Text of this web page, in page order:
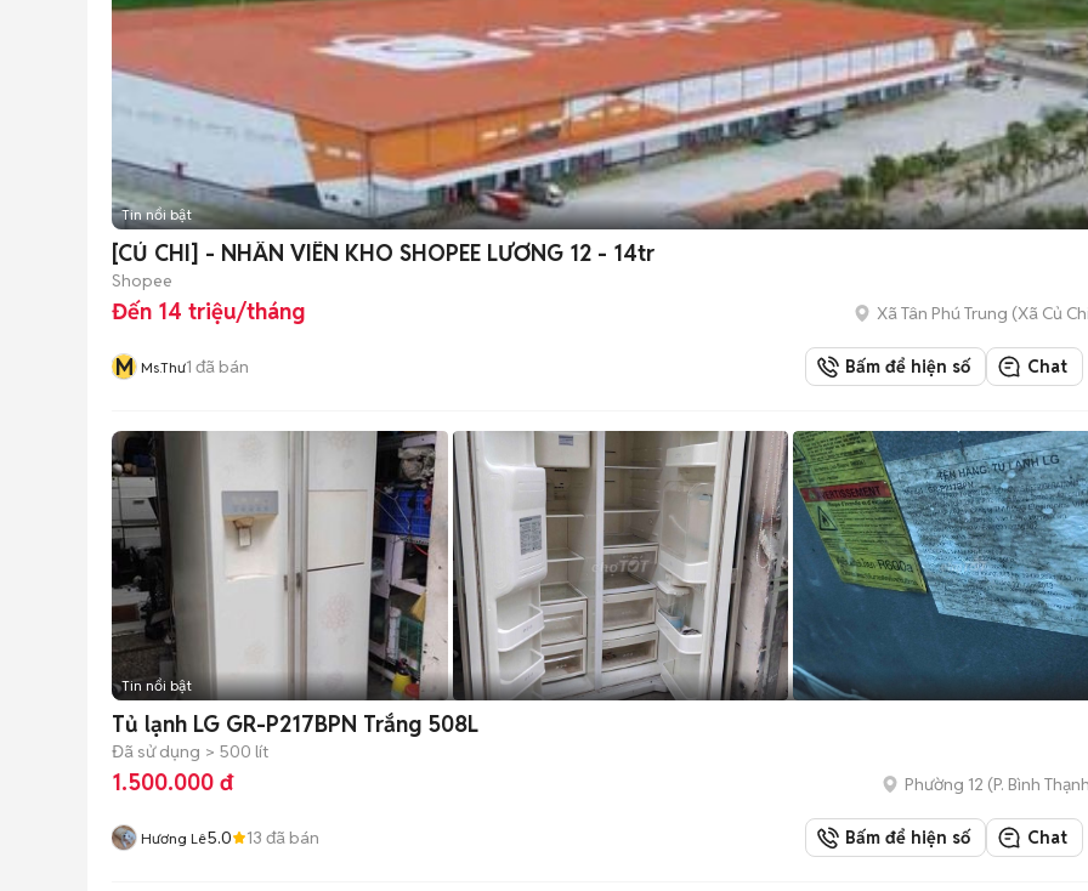
Tin nổi bật
[CỦ CHI] - NHÂN VIÊN KHO SHOPEE LƯƠNG 12 - 14tr
Shopee
Đến 14 triệu/tháng Xã Tân Phú Trung (Xã Củ
M Ms.Thư1 đã bán Bấm để hiện số Chat
Tin nổi bật
Tủ lạnh LG GR-P217BPN Trắng 508L
Đã sử dụng > 500 lít
1.500.000 đ Phường 12 (P. Bình
Hương Lê5.0 13 đã bán Bấm để hiện số Chat